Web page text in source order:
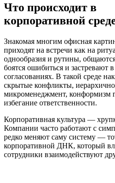
Что происходит в
корпоративной
Знакомая многим офисная
приходят на встречи как на
однообразия и рутины,
боятся ошибиться и застревают
согласованиях. В такой среде
скрытые конфликты,
микроменеджмент, конформизм
избегание ответственности.
Корпоративная культура —
Компании часто работают с
редко меняют саму систему —
корпоративной ДНК, который
сотрудники взаимодействуют